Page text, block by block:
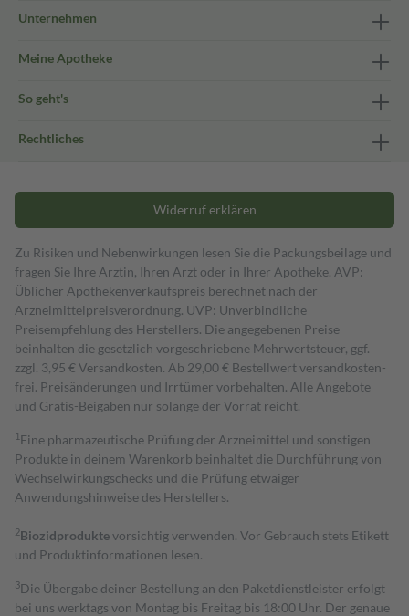
Unternehmen
Meine Apotheke
So geht's
Rechtliches
Widerruf erklären
Zu Risiken und Nebenwirkungen lesen Sie die Packungsbeilage und
fragen Sie Ihre Ärztin, Ihren Arzt oder in Ihrer Apotheke. AVP:
Üblicher Apothekenverkaufspreis berechnet nach der
Arzneimittelpreisverordnung. UVP: Unverbindliche
Preisempfehlung des Herstellers. Die angegebenen Preise
beinhalten die gesetzlich vorgeschriebene Mehrwertsteuer, ggf.
zzgl. 3,95 € Versandkosten. Ab 29,00 € Bestell­wert versand­kosten­
frei. Preisänderungen und Irrtümer vorbehalten. Alle Angebote
und Gratis-Beigaben nur solange der Vorrat reicht.
1 Eine pharmazeutische Prüfung der Arzneimittel und sonstigen
Produkte in deinem Warenkorb beinhaltet die Durchführung von
Wechselwirkungschecks und die Prüfung etwaiger
Anwendungshinweise des Herstellers.
2Biozidproduktevorsichtig verwenden. Vor Gebrauch stets Etikett
und Produktinformationen lesen.
3Die Übergabe deiner Bestellung an den Paketdienstleister erfolgt
bei uns werktags von Montag bis Freitag bis 18:00 Uhr. Der genaue